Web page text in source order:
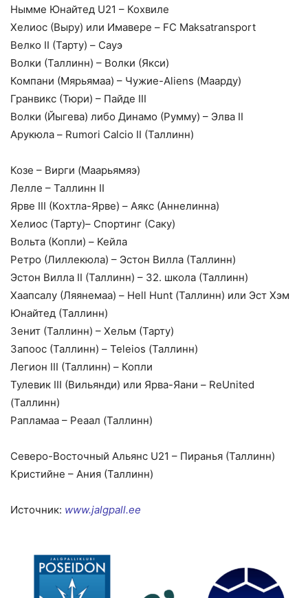
Нымме Юнайтед U21 – Кохвиле
Хелиос (Выру) или Имавере – FC Maksatransport
Велко II (Тарту) – Сауэ
Волки (Таллинн) – Волки (Якси)
Компани (Мярьямаа) – Чужие-Aliens (Маарду)
Гранвикс (Тюри) – Пайде III
Волки (Йыгева) либо Динамо (Румму) – Элва II
Арукюла – Rumori Calcio II (Taллинн)
Козе – Вирги (Maарьямяэ)
Лелле – Таллинн II
Ярве III (Кохтла-Ярве) – Аякс (Аннелинна)
Хелиос (Тарту)– Спортинг (Саку)
Вольта (Копли) – Keйла
Ретро (Лиллекюла) – Эстон Вилла (Таллинн)
Эстон Вилла II (Таллинн) – 32. школа (Таллинн)
Хаапсалу (Ляянемаа) – Hell Hunt (Таллинн) или Эст Хэм
Юнайтед (Таллинн)
Зенит (Таллинн) – Хельм (Тарту)
Запоос (Таллинн) – Teleios (Таллинн)
Легион III (Таллинн) – Копли
Тулевик III (Вильянди) или Ярва-Яани – ReUnited
(Таллинн)
Рапламаа – Реаал (Taллинн)
Северо-Восточный Альянс U21 – Пиранья (Таллинн)
Кристийне – Ания (Таллинн)
Источник: www.jalgpall.ee